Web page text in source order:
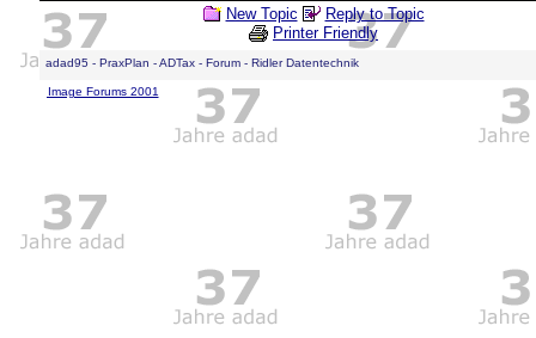
New Topic
Reply to Topic
Printer Friendly
adad95 - PraxPlan - ADTax - Forum - Ridler Datentechnik
Image Forums 2001